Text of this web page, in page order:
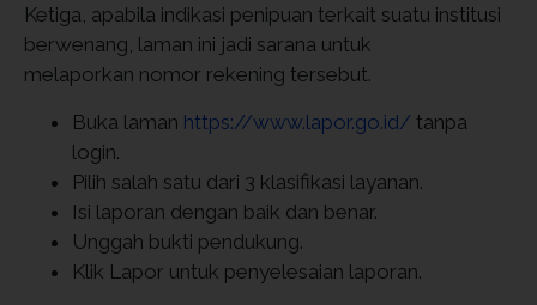
Ketiga, apabila indikasi penipuan terkait suatu institusi
berwenang, laman ini jadi sarana untuk
melaporkan nomor rekening tersebut.
Buka laman https://www.lapor.go.id/ tanpa
login.
Pilih salah satu dari 3 klasifikasi layanan.
Isi laporan dengan baik dan benar.
Unggah bukti pendukung.
Klik Lapor untuk penyelesaian laporan.